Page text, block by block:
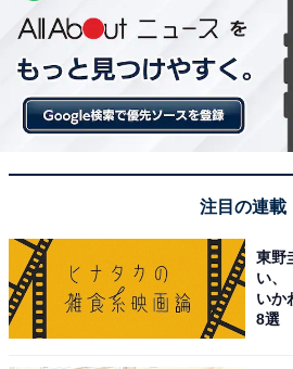
View this post on
A post shared by 川口春奈
注目の連載
東野
い、
いか
8選